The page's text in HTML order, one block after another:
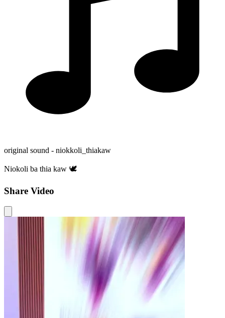
original sound - niokkoli_thiakaw
Niokoli ba thia kaw 🕊️
Share Video